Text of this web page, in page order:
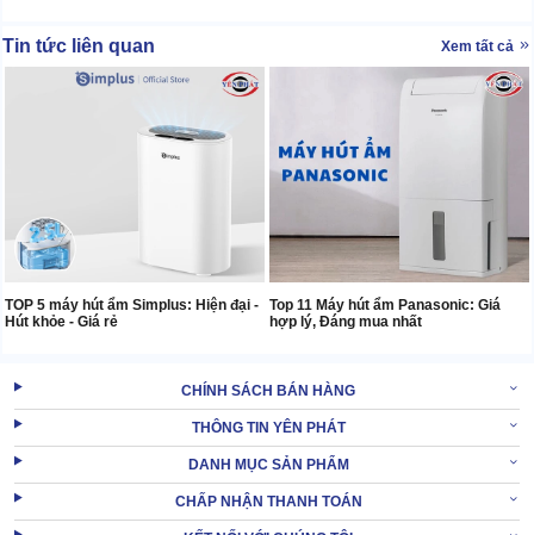
Tin tức liên quan Xem tất cả
TOP 5 máy hút ẩm Simplus: Hiện đại -
Hút khỏe - Giá rẻ
Top 11 Máy hút ẩm Panasonic: Giá
hợp lý, Đáng mua nhất
CHÍNH SÁCH BÁN HÀNG
THÔNG TIN YÊN PHÁT
DANH MỤC SẢN PHẨM
CHẤP NHẬN THANH TOÁN